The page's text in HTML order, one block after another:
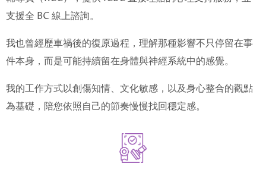
支援全 BC 線上諮詢。
我也曾經歷車禍後的復原過程，理解那種影響不只停留在事
件本身，而是可能持續留在身體與神經系統中的感覺。
我的工作方式以創傷知情、文化敏感，以及身心整合的觀點
為基礎，陪您依照自己的節奏慢慢找回穩定感。